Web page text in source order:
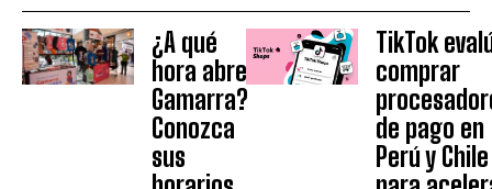
¿A qué
hora abre
Gamarra?
Conozca
sus
TikTok
comprar
de pago en
Perú y Chile